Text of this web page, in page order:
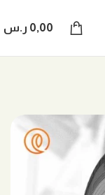
0,00 ر.س